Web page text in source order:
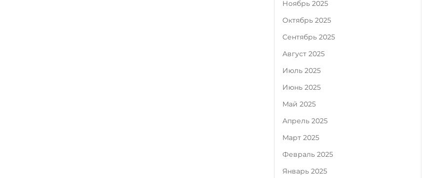
Ноябрь 2025
Октябрь 2025
Сентябрь 2025
Август 2025
Июль 2025
Июнь 2025
Май 2025
Апрель 2025
Март 2025
Февраль 2025
Январь 2025